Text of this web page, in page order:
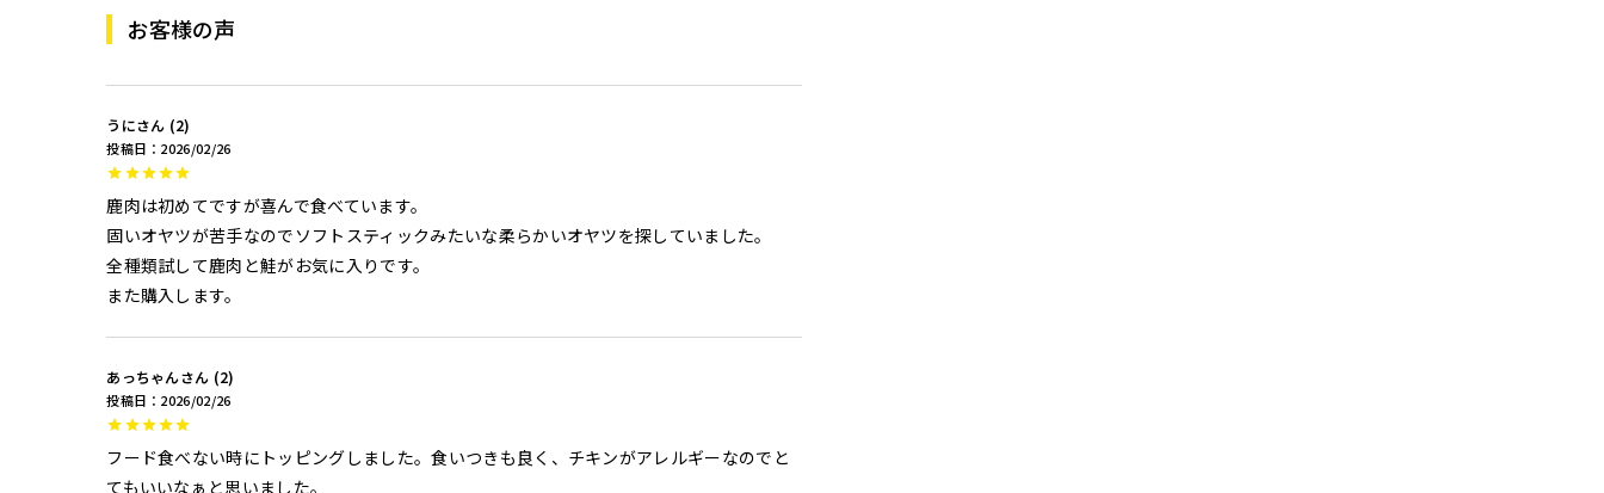
お客様の声
うに 2
投稿日 2026/02/26
鹿肉は初めてですが喜んで食べています。
固いオヤツが苦手なのでソフトスティックみたいな柔らかいオヤツを探していました。
全種類試して鹿肉と鮭がお気に入りです。
また購入します。
あっちゃん 2
投稿日 2026/02/26
フード食べない時にトッピングしました。食いつきも良く、チキンがアレルギーなのでと
てもいいなぁと思いました。